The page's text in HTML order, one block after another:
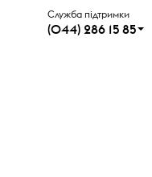
Служба підтримки
(044) 286 15 85